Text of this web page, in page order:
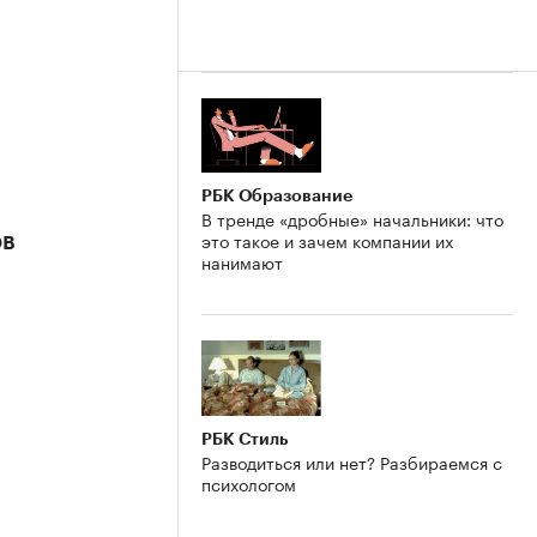
РБК Образование
В тренде «дробные» начальники: что
это такое и зачем компании их
нанимают
РБК Стиль
Разводиться или нет? Разбираемся с
психологом